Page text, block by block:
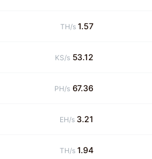
1.57
TH/s
53.12
KS/s
67.36
PH/s
3.21
EH/s
1.94
TH/s